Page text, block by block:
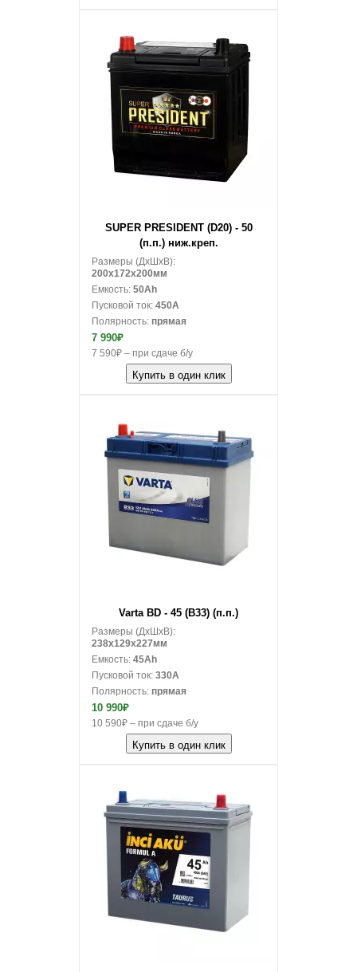
SUPER PRESIDENT (D20) - 50
(п.п.) ниж.креп.
Размеры (ДxШxВ):
200x172x200мм
Емкость: 50Ah
Пусковой ток: 450A
Полярность: прямая
7 990₽
7 590₽ – при сдаче б/у
Купить в один клик
Varta BD - 45 (B33) (п.п.)
Размеры (ДxШxВ):
238x129x227мм
Емкость: 45Ah
Пусковой ток: 330A
Полярность: прямая
10 990₽
10 590₽ – при сдаче б/у
Купить в один клик